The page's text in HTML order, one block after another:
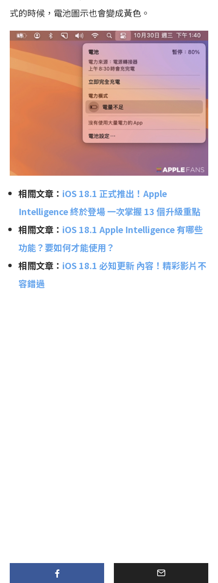
式的時候，電池圖示也會變成黃色。
相關文章： iOS 18.1 正式推出！Apple
Intelligence 終於登場 一次掌握 13 個升級重點
相關文章： iOS 18.1 Apple Intelligence 有哪些
功能？要如何才能使用？
相關文章： iOS 18.1 必知更新 內容！精彩影片不
容錯過